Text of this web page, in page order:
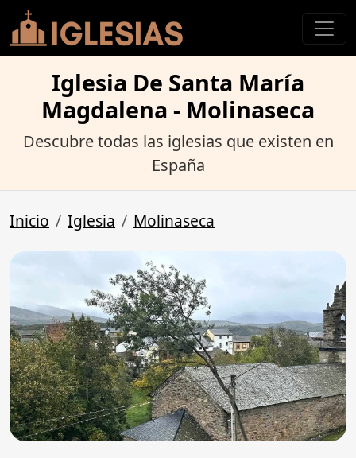
Iglesia De Santa María
Magdalena - Molinaseca
Descubre todas las iglesias que existen en
España
Inicio Iglesia Molinaseca